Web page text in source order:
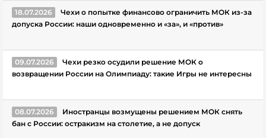
18.07.2026
Чехи о попытке финансово ограничить МОК из-за
допуска России: наши одновременно и «за», и «против»
09.07.2026
Чехи резко осудили решение МОК о
возвращении России на Олимпиаду: такие Игры не интересны
08.07.2026
Иностранцы возмущены решением МОК снять
бан с России: остракизм на столетие, а не допуск